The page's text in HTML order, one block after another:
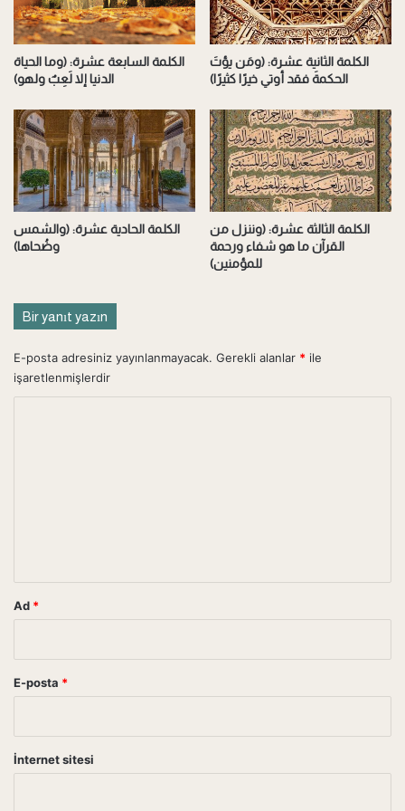
ا
ل
د
ن
ي
ل
ا
عِ
بٌ
و
ل
:
(
م
ح
م
ر
س
و
ل
ا
ل
ل
ه
الكلمة السابعة عشرة: (وما الحياة
الدنيا إلا لَعِبٌ ولهو)
الكلمة الثانية عشرة: (ومَن يؤتَ
الحكمةَ فقد أوتي خيرًا كثيرًا)
الكلمة الحادية عشرة: (والشمس
وضُحاها)
الكلمة الثالثة عشرة: (وننزل من
القرآن ما هو شفاء ورحمة
للمؤمنين)
Bir yanıt yazın
E-posta adresiniz yayınlanmayacak. Gerekli alanlar * ile
işaretlenmişlerdir
Ad *
E-posta *
İnternet sitesi